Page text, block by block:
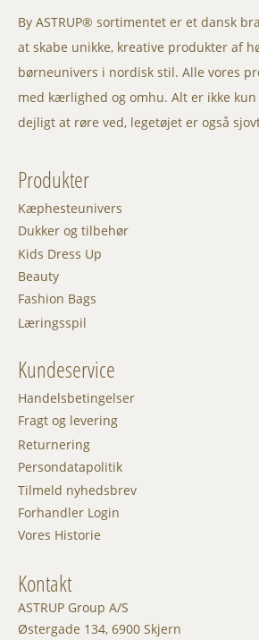
By ASTRUP® sortimentet er et dansk
at skabe unikke, kreative produkter af
børneunivers i nordisk stil. Alle vores
med kærlighed og omhu. Alt er ikke
dejligt at røre ved, legetøjet er også
Produkter
Kæphesteunivers
Dukker og tilbehør
Kids Dress Up
Beauty
Fashion Bags
Læringsspil
Kundeservice
Handelsbetingelser
Fragt og levering
Returnering
Persondatapolitik
Tilmeld nyhedsbrev
Forhandler Login
Vores Historie
Kontakt
ASTRUP Group A/S
Østergade 134, 6900 Skjern